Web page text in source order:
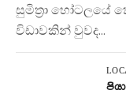
සුමිත්‍රා හෝටලයේ
විඩාවකින් වුවද...